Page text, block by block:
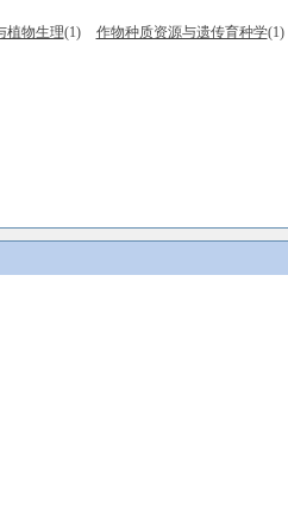
植物生理(1) 作物种质资源与遗传育种学(1)